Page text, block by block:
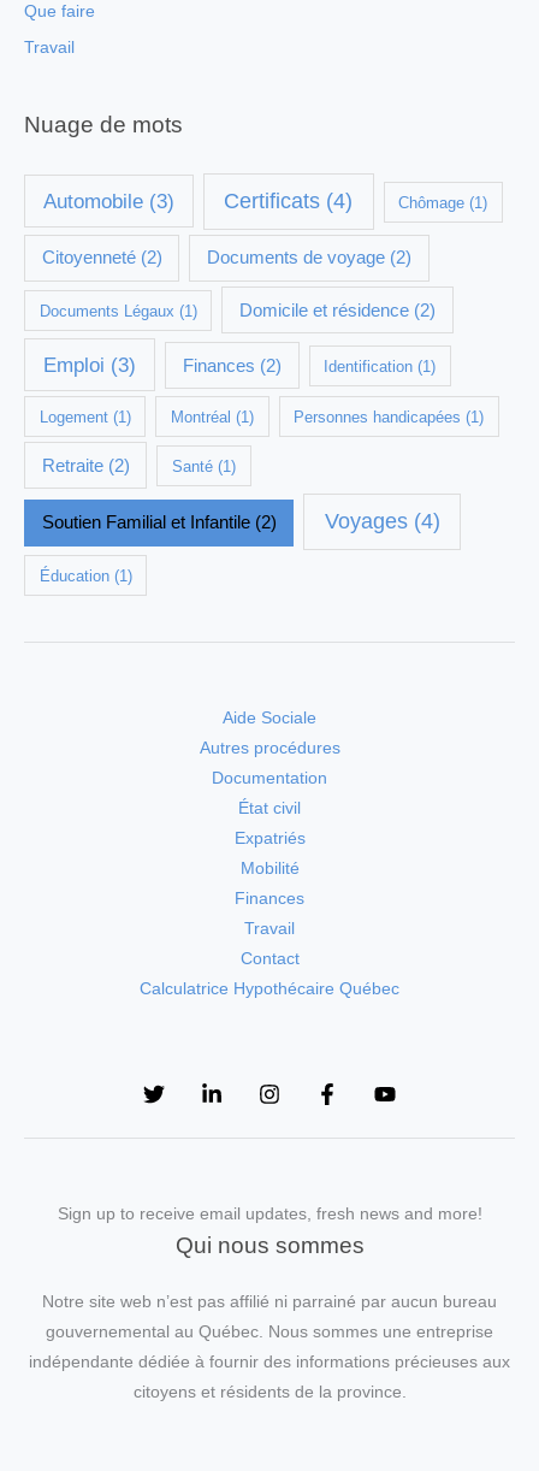
Que faire
Travail
Nuage de mots
Automobile (3) Certificats (4) Chômage (1)
Citoyenneté(2) Documents de voyage (2)
Documents Légaux (1) Domicile et résidence (2)
Emploi (3) Finances (2) Identification (1)
Logement(1) Montréal (1) Personnes handicapées (1)
Retraite(2) Santé (1)
Soutien Familial et Infantile(2) Voyages(4)
Éducation(1)
Aide Sociale
Autres procédures
Documentation
État civil
Expatriés
Mobilité
Finances
Travail
Contact
Calculatrice Hypothécaire Québec
Sign up to receive email updates, fresh news and more!
Qui nous sommes
Notre site web n’est pas affilié ni parrainé par aucun bureau
gouvernemental au Québec. Nous sommes une entreprise
indépendante dédiée à fournir des informations précieuses aux
citoyens et résidents de la province.